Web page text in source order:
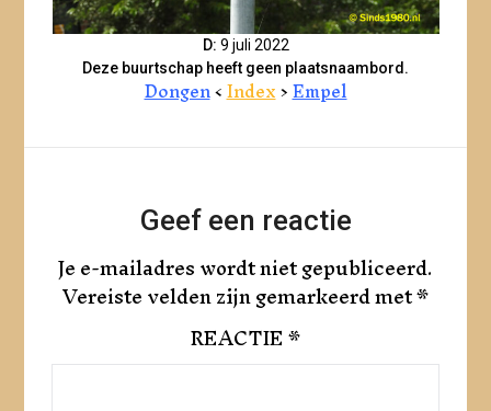
D: 9 juli 2022
Deze buurtschap heeft geen plaatsnaambord.
Dongen<Index>Empel
Geef een reactie
Je e-mailadres wordt niet gepubliceerd.
Vereiste velden zijn gemarkeerd met*
REACTIE*